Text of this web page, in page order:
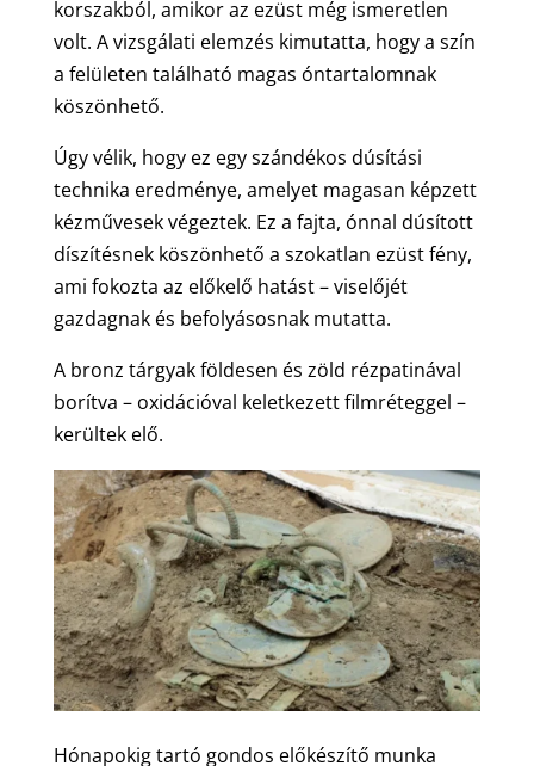
korszakból, amikor az ezüst még ismeretlen
volt. A vizsgálati elemzés kimutatta, hogy a szín
a felületen található magas óntartalomnak
köszönhető.
Úgy vélik, hogy ez egy szándékos dúsítási
technika eredménye, amelyet magasan képzett
kézművesek végeztek. Ez a fajta, ónnal dúsított
díszítésnek köszönhető a szokatlan ezüst fény,
ami fokozta az előkelő hatást – viselőjét
gazdagnak és befolyásosnak mutatta.
A bronz tárgyak földesen és zöld rézpatinával
borítva – oxidációval keletkezett filmréteggel –
kerültek elő.
Hónapokig tartó gondos előkészítő munka